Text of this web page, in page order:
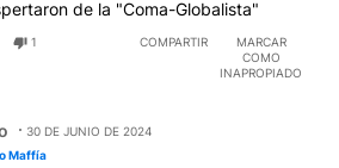
de la "Coma-Globalista"
1 COMPARTIR
MARCAR
COMO
INAPROPIADO
30 DE JUNIO DE 2024
Maffía